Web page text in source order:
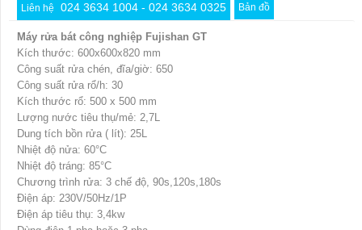
Liên hệ 024 3634 1004 - 024 3634 0325 Bản đồ
Máy rửa bát công nghiệp Fujishan GT
Kích thước: 600x600x820 mm
Công suất rửa chén, đĩa/giờ: 650
Công suất rửa rổ/h: 30
Kích thước rổ: 500 x 500 mm
Lượng nước tiêu thụ/mẻ: 2,7L
Dung tích bồn rửa ( lít): 25L
Nhiệt độ nửa: 60°C
Nhiệt độ tráng: 85°C
Chương trình rửa: 3 chế độ, 90s,120s,180s
Điện áp: 230V/50Hz/1P
Điện áp tiêu thụ: 3,4kw